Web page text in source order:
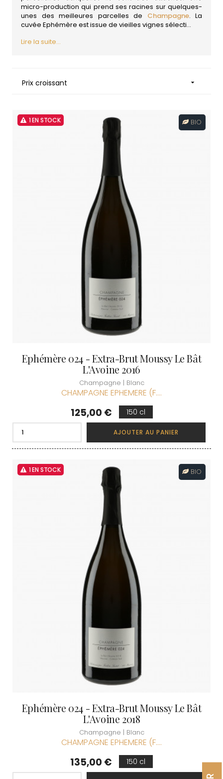
micro-production qui prend ses racines sur quelques-
unes des meilleures parcelles de Champagne. La
cuvée Ephémère est issue de vieilles vignes sélecti...
Lire la suite...
Prix croissant 
1 EN STOCK BIO
Ephémère 024 - Extra-Brut Moussy Le Bât
L'Avoine 2016
Champagne | Blanc
CHAMPAGNE EPHEMERE (F....
Prix
125,00 € 150 cl
AJOUTER AU PANIER
1 EN STOCK BIO
Ephémère 024 - Extra-Brut Moussy Le Bât
L'Avoine 2018
Champagne | Blanc
CHAMPAGNE EPHEMERE (F....
Prix
135,00 € 150 cl